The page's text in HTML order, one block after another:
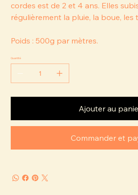
cordes est de 2 et 4 ans. Elles
régulièrement la pluie, la boue, les
Poids : 500g par mètres.
Quantité
Ajouter au
Commander et